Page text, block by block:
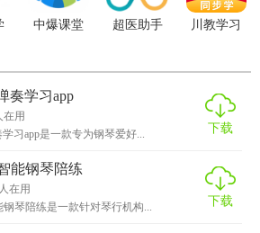
曲目分成小段进行练习，逐步攻克难
在，针对性地进行改进。
据用户的水平和需求，智能推荐个性
习效果最大化。
中爆课堂 超医助手 川教学习
奏学习app
在用
习app是一款专为钢琴爱好...
下载
能钢琴陪练
人在用
琴陪练是一款针对琴行机构...
下载